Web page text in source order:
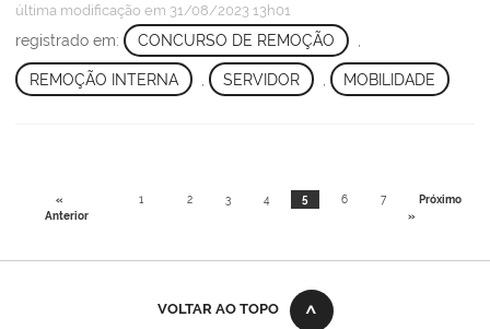
última modificação em 31/08/2023 13h01
registrado em: CONCURSO DE REMOÇÃO
REMOÇÃO INTERNA SERVIDOR MOBILIDADE
«
Anterior
1 2 3 4 5 6 7
Próximo
»
VOLTAR AO TOPO